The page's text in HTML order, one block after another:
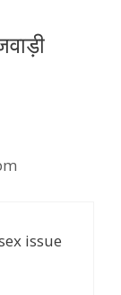
issue